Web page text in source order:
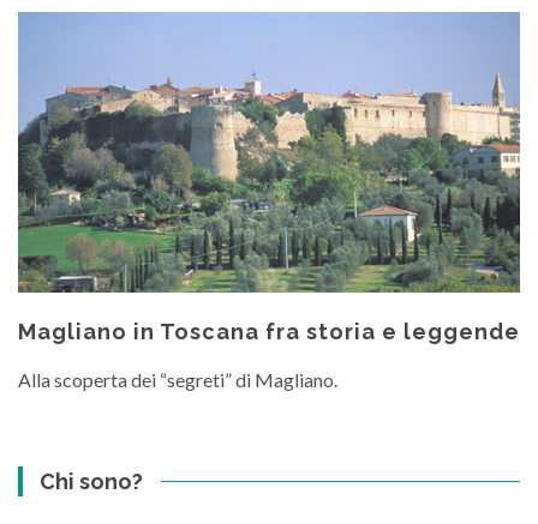
Magliano in Toscana fra storia e leggende
Alla scoperta dei “segreti” di Magliano.
Chi sono?